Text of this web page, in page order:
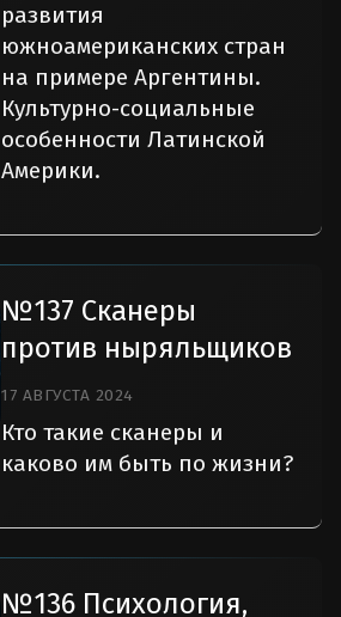
развития
южноамериканских стран
на примере Аргентины.
Культурно-социальные
особенности Латинской
Америки.
№137 Сканеры
против ныряльщиков
17 АВГУСТА 2024
Кто такие сканеры и
каково им быть по жизни?
№136 Психология,